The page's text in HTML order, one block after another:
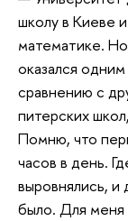
школу в Киеве
математике. Но
оказался
сравнению с
питерских
Помню, что
часов в день.
выровнялись, и
было. Для меня